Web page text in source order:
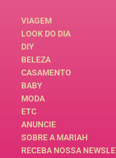
VIAGEM
LOOK DO DIA
DIY
BELEZA
CASAMENTO
BABY
MODA
ETC
ANUNCIE
SOBRE A MARIAH
RECEBA NOSSA